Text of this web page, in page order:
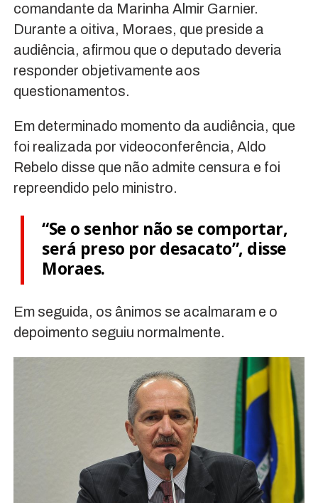
comandante da Marinha Almir Garnier.
Durante a oitiva, Moraes, que preside a
audiência, afirmou que o deputado deveria
responder objetivamente aos
questionamentos.
Em determinado momento da audiência, que
foi realizada por videoconferência, Aldo
Rebelo disse que não admite censura e foi
repreendido pelo ministro.
“Se o senhor não se comportar,
será preso por desacato”, disse
Moraes.
Em seguida, os ânimos se acalmaram e o
depoimento seguiu normalmente.